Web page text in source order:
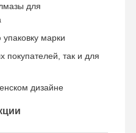
для
марки
покупателей, так и для
дизайне